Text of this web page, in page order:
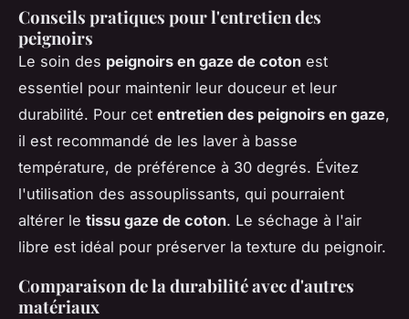
Conseils pratiques pour l'entretien des
peignoirs
Le soin des peignoirs en gaze de coton est
essentiel pour maintenir leur douceur et leur
durabilité. Pour cet entretien des peignoirs en gaze,
il est recommandé de les laver à basse
température, de préférence à 30 degrés. Évitez
l'utilisation des assouplissants, qui pourraient
altérer le tissu gaze de coton. Le séchage à l'air
libre est idéal pour préserver la texture du peignoir.
Comparaison de la durabilité avec d'autres
matériaux